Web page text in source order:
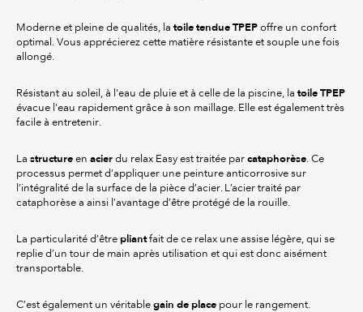
Moderne et pleine de qualités, la toile tendue TPEP offre un confort
optimal. Vous apprécierez cette matière résistante et souple une fois
allongé.
Résistant au soleil, à l'eau de pluie et à celle de la piscine, la toile TPEP
évacue l'eau rapidement grâce à son maillage. Elle est également très
facile à entretenir.
La structure en acier du relax Easy est traitée par cataphorèse. Ce
processus permet d’appliquer une peinture anticorrosive sur
l’intégralité de la surface de la pièce d’acier. L’acier traité par
cataphorèse a ainsi l’avantage d’être protégé de la rouille.
La particularité d’être pliantfait de ce relax une assise légère, qui se
replie d’un tour de main après utilisation et qui est donc aisément
transportable.
C’est également un véritable gain de place pour le rangement.